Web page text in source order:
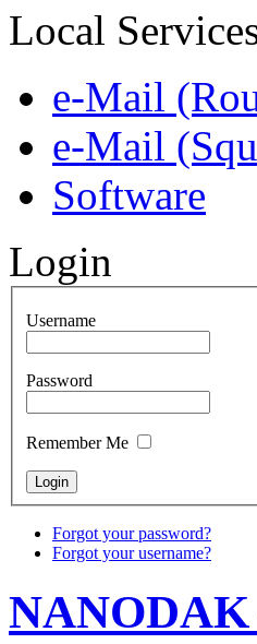
Local
e-Mail
e-Mail
Software
Login
Username
Password
Remember Me
Forgot your password?
Forgot your username?
NANODAK